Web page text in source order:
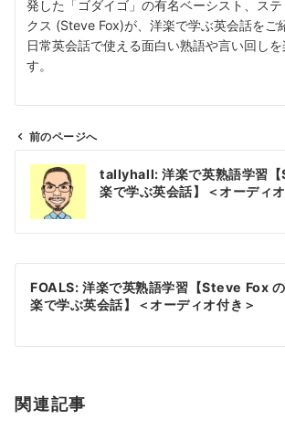
発した「ゴダイゴ」の有名ベーシスト、ス
クス (Steve Fox)が、洋楽で学ぶ英会話をご
日常英会話で使える面白い熟語や言い回し
す。
ビ
ン
前のページへ
tallyhall: 洋楽で英熟語学習
楽で学ぶ英会話】＜オーディ
FOALS: 洋楽で英熟語学習【Steve Fox
楽で学ぶ英会話】＜オーディオ付き＞
関連記事